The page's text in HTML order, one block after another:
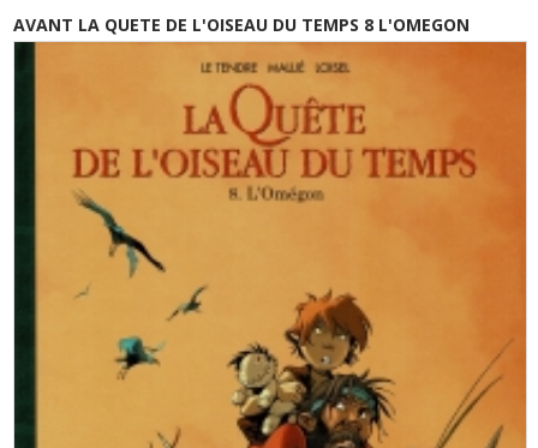
AVANT LA QUETE DE L'OISEAU DU TEMPS 8 L'OMEGON